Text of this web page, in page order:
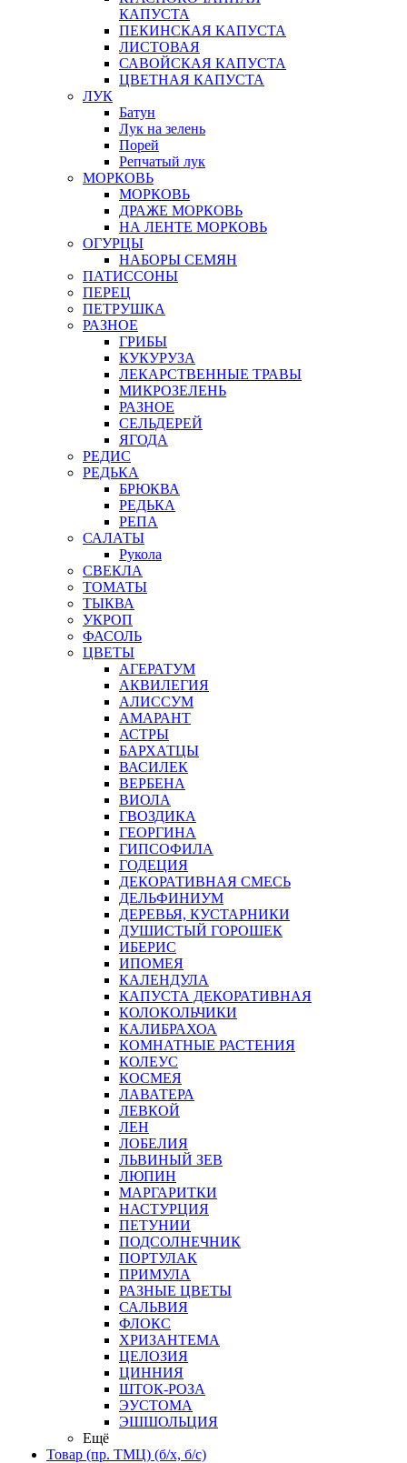
КАПУСТА
ПЕКИНСКАЯ КАПУСТА
ЛИСТОВАЯ
САВОЙСКАЯ КАПУСТА
ЦВЕТНАЯ КАПУСТА
ЛУК
Батун
Лук на зелень
Порей
Репчатый лук
МОРКОВЬ
МОРКОВЬ
ДРАЖЕ МОРКОВЬ
НА ЛЕНТЕ МОРКОВЬ
ОГУРЦЫ
НАБОРЫ СЕМЯН
ПАТИССОНЫ
ПЕРЕЦ
ПЕТРУШКА
РАЗНОЕ
ГРИБЫ
КУКУРУЗА
ЛЕКАРСТВЕННЫЕ ТРАВЫ
МИКРОЗЕЛЕНЬ
РАЗНОЕ
СЕЛЬДЕРЕЙ
ЯГОДА
РЕДИС
РЕДЬКА
БРЮКВА
РЕДЬКА
РЕПА
САЛАТЫ
Рукола
СВЕКЛА
ТОМАТЫ
ТЫКВА
УКРОП
ФАСОЛЬ
ЦВЕТЫ
АГЕРАТУМ
АКВИЛЕГИЯ
АЛИССУМ
АМАРАНТ
АСТРЫ
БАРХАТЦЫ
ВАСИЛЕК
ВЕРБЕНА
ВИОЛА
ГВОЗДИКА
ГЕОРГИНА
ГИПСОФИЛА
ГОДЕЦИЯ
ДЕКОРАТИВНАЯ СМЕСЬ
ДЕЛЬФИНИУМ
ДЕРЕВЬЯ, КУСТАРНИКИ
ДУШИСТЫЙ ГОРОШЕК
ИБЕРИС
ИПОМЕЯ
КАЛЕНДУЛА
КАПУСТА ДЕКОРАТИВНАЯ
КОЛОКОЛЬЧИКИ
КАЛИБРАХОА
КОМНАТНЫЕ РАСТЕНИЯ
КОЛЕУС
КОСМЕЯ
ЛАВАТЕРА
ЛЕВКОЙ
ЛЕН
ЛОБЕЛИЯ
ЛЬВИНЫЙ ЗЕВ
ЛЮПИН
МАРГАРИТКИ
НАСТУРЦИЯ
ПЕТУНИИ
ПОДСОЛНЕЧНИК
ПОРТУЛАК
ПРИМУЛА
РАЗНЫЕ ЦВЕТЫ
САЛЬВИЯ
ФЛОКС
ХРИЗАНТЕМА
ЦЕЛОЗИЯ
ЦИННИЯ
ШТОК-РОЗА
ЭУСТОМА
ЭШШОЛЬЦИЯ
Ещё
Товар (пр. ТМЦ) (б/х, б/с)